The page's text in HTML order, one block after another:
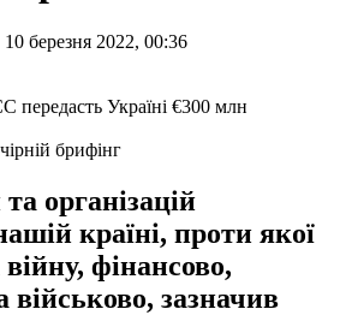
березня 2022, 00:36
брифінг
організацій
країні, проти якої
фінансово,
військово, зазначив